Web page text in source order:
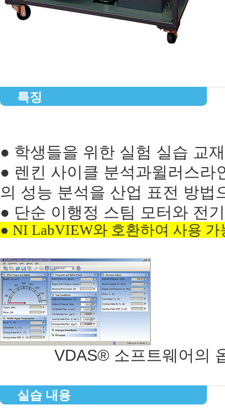
특징
● 학생들을 위한 실험 실습 교
● 렌킨 사이클 분석과윌러스라
의 성능 분석을 산업 표전 방법
● 단순 이행정 스팀 모터와 전
● NI LabVIEW와 호환하여 사용 가
VDAS® 소프트웨어의
실습 내용